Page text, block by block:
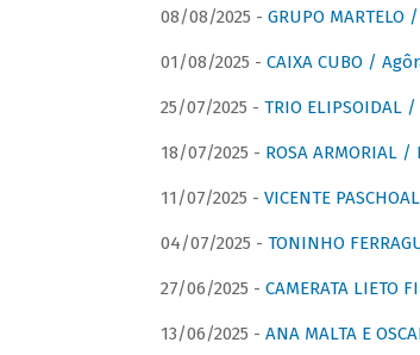
08/08/2025 - GRUPO
01/08/2025 - CAIXA CUBO /
25/07/2025 - TRIO ELIPSOIDAL
18/07/2025 - ROSA ARMORIAL /
11/07/2025 - VICENTE
04/07/2025 - TONINHO
27/06/2025 - CAMERATA
13/06/2025 - ANA MALTA E